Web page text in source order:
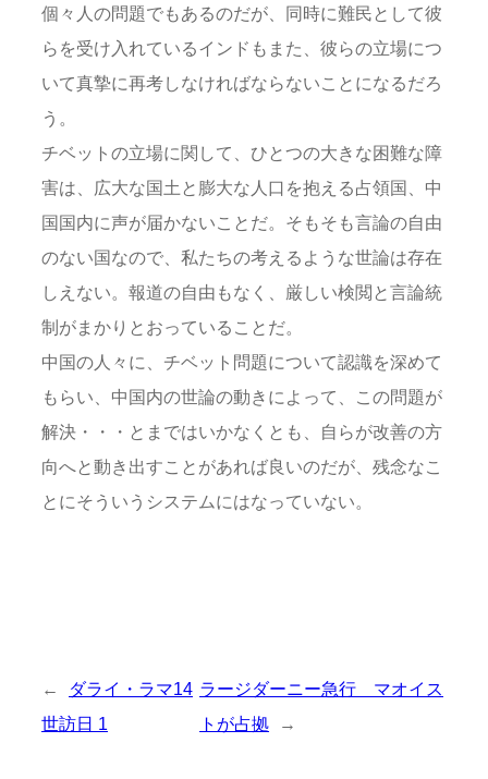
個々人の問題でもあるのだが、同時に難民として彼
らを受け入れているインドもまた、彼らの立場につ
いて真摯に再考しなければならないことになるだろ
う。
チベットの立場に関して、ひとつの大きな困難な障
害は、広大な国土と膨大な人口を抱える占領国、中
国国内に声が届かないことだ。そもそも言論の自由
のない国なので、私たちの考えるような世論は存在
しえない。報道の自由もなく、厳しい検閲と言論統
制がまかりとおっていることだ。
中国の人々に、チベット問題について認識を深めて
もらい、中国内の世論の動きによって、この問題が
解決・・・とまではいかなくとも、自らが改善の方
向へと動き出すことがあれば良いのだが、残念なこ
とにそういうシステムにはなっていない。
←
ダライ・ラマ14
世訪日 1
ラージダーニー急行 マオイス
トが占拠
→